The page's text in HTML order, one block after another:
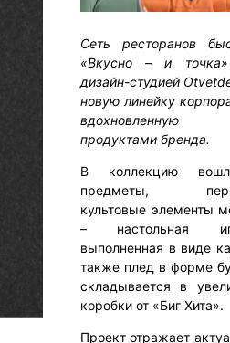
Сеть ресторанов
«Вкусно – и
дизайн-студией
новую линейку
вдохновленную
продуктами бренда.
В коллекцию
предметы,
культовые элементы
– настольная
выполненная в виде
также плед в форме
складывается в
коробки от «Биг Хита».
Проект отражает